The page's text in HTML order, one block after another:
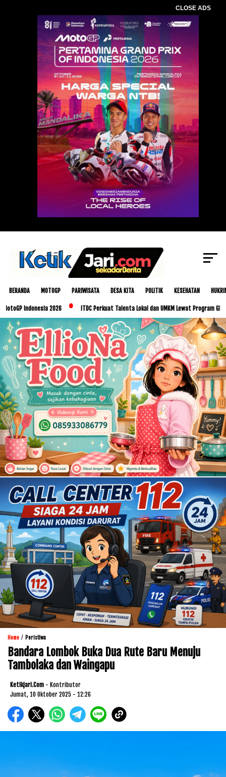
CLOSE ADS
BERANDA MOTOGP PARIWISATA DESA KITA POLITIK KESEHATAN
Indonesia 2026 ITDC Perkuat Talenta Lokal dan UMKM Lewat Program Glorious
Home / Peristiwa
Bandara Lombok Buka Dua Rute Baru Menuju
Tambolaka dan Waingapu
Ketikjari.com - Kontributor
Jumat, 10 Oktober 2025 - 12:26